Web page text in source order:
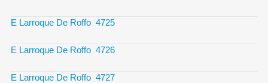
E Larroque De Roffo 4725
E Larroque De Roffo 4726
E Larroque De Roffo 4727